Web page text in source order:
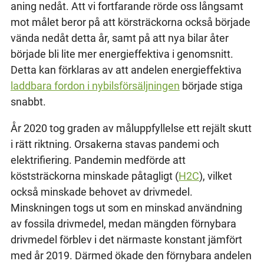
aning nedåt. Att vi fortfarande rörde oss långsamt
mot målet beror på att körsträckorna också började
vända nedåt detta år, samt på att nya bilar åter
började bli lite mer energieffektiva i genomsnitt.
Detta kan förklaras av att andelen energieffektiva
laddbara fordon i nybilsförsäljningen började stiga
snabbt.
År 2020 tog graden av måluppfyllelse ett rejält skutt
i rätt riktning. Orsakerna stavas pandemi och
elektrifiering. Pandemin medförde att
köststräckorna minskade påtagligt (H2C), vilket
också minskade behovet av drivmedel.
Minskningen togs ut som en minskad användning
av fossila drivmedel, medan mängden förnybara
drivmedel förblev i det närmaste konstant jämfört
med år 2019. Därmed ökade den förnybara andelen